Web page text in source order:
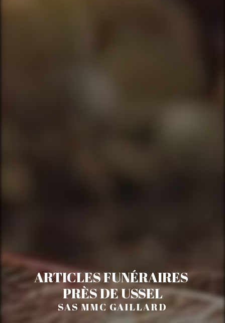
ARTICLES FUNÉRAIRES
PRÈS DE USSEL
SAS MMC GAILLARD